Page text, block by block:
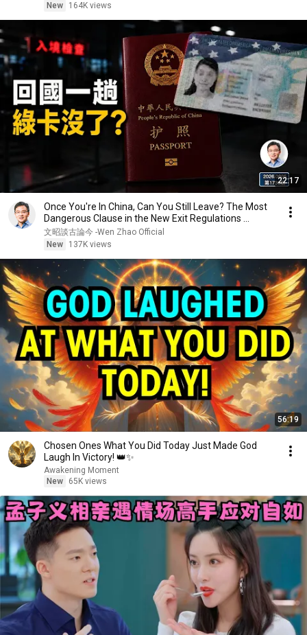
New
164K views
22:17
Once You're In China, Can You Still Leave? The Most
Dangerous Clause in the New Exit Regulations ...
文昭談古論今 -Wen Zhao Official
New
137K views
56:19
Chosen Ones What You Did Today Just Made God
Laugh In Victory! 👑✨
Awakening Moment
New
65K views